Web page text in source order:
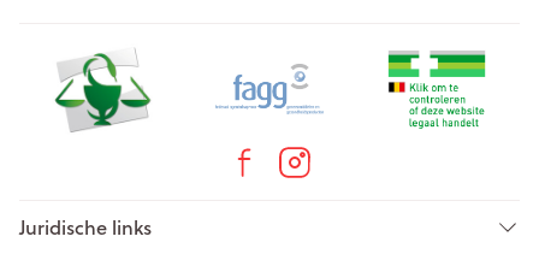
Juridische links